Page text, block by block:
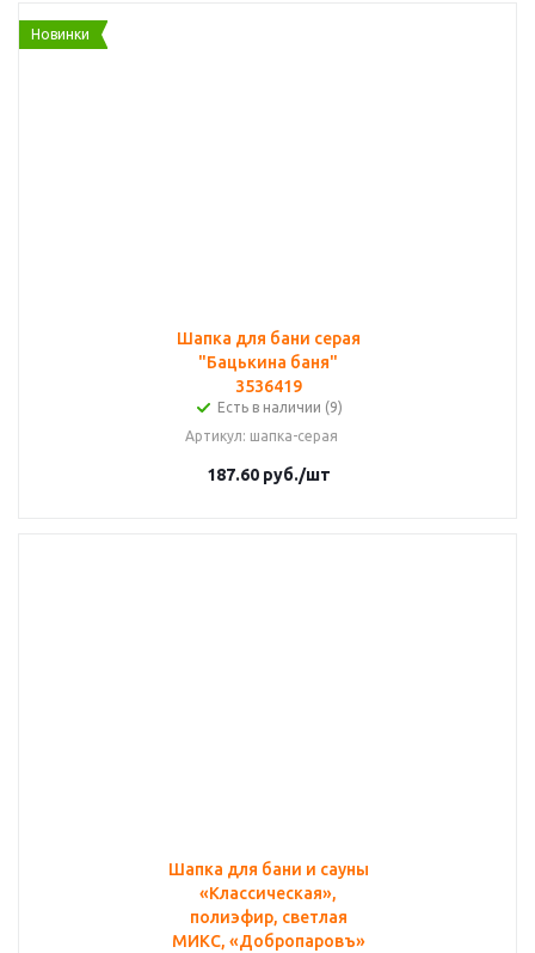
Новинки
Шапка для бани серая
"Бацькина баня"
3536419
Есть в наличии (9)
Артикул: шапка-серая
187.60руб./шт
Шапка для бани и сауны
«Классическая»,
полиэфир, светлая
МИКС, «Добропаровъ»